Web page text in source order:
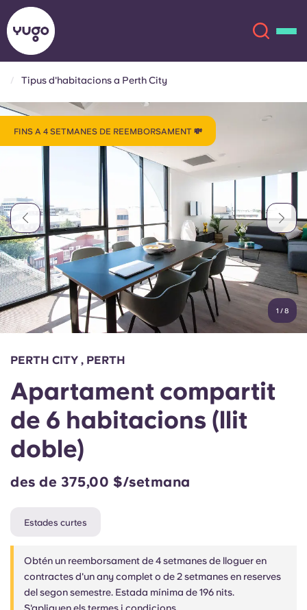
Ubicacions
Més
Compte Llengua
English (GB)
Chinese
Español
French
Selecciona un país
Inicia la sessió
Reserva ara
English (GB)
English (US)
Chinese Español
Català Deutsch
Italian French
Portuguese
Tipus d'habitacions a Perth City
FINS A 4 SETMANES DE REEMBORSAMENT 💸
1 /8
PERTH CITY , PERTH
Apartament compartit
de 6 habitacions (llit
doble)
des de 375,00 $/setmana
Estades curtes
Obtén un reemborsament de 4 setmanes de lloguer en
contractes d'un any complet o de 2 setmanes en reserves
del segon semestre. Estada mínima de 196 nits.